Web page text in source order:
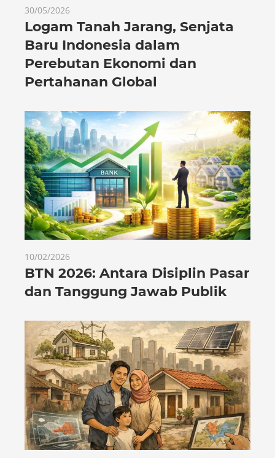
30/05/2026
Logam Tanah Jarang, Senjata
Baru Indonesia dalam
Perebutan Ekonomi dan
Pertahanan Global
10/02/2026
BTN 2026: Antara Disiplin Pasar
dan Tanggung Jawab Publik